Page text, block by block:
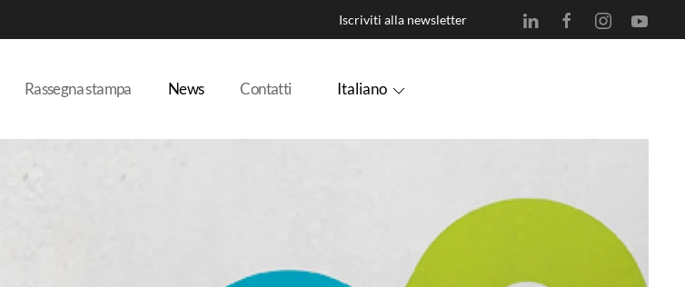
Iscriviti alla newsletter
Rassegna stampa News Contatti Italiano